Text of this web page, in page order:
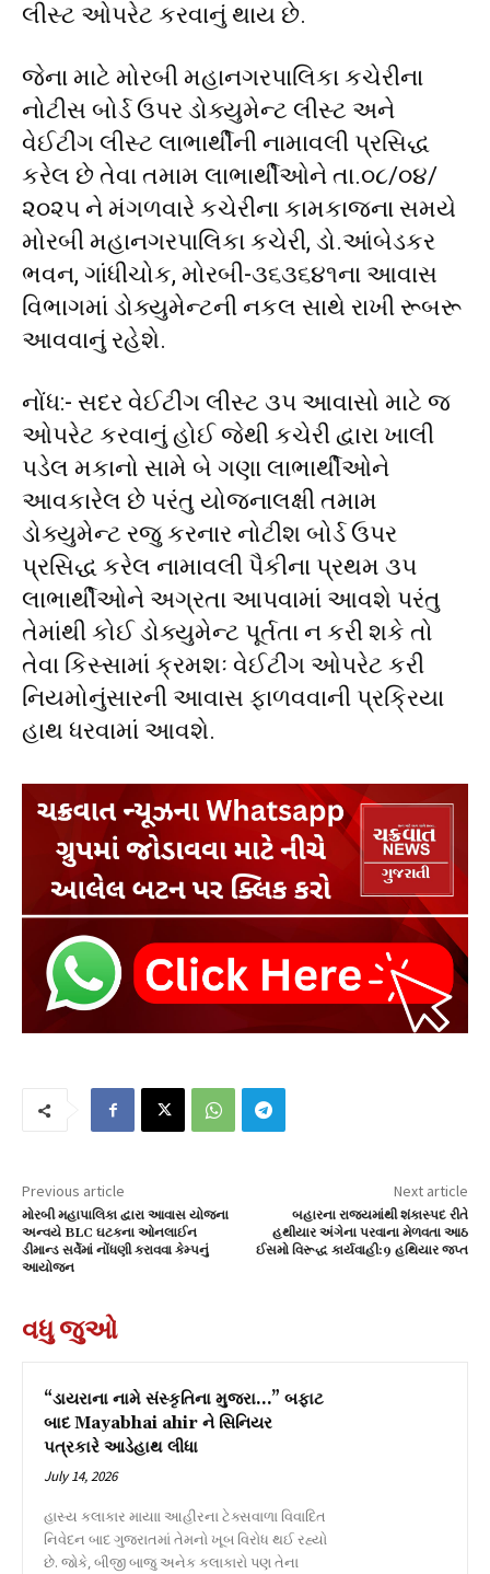
લીસ્ટ ઓપરેટ કરવાનું થાય છે.
જેના માટે મોરબી મહાનગરપાલિકા કચેરીના
નોટીસ બોર્ડ ઉપર ડોક્યુમેન્ટ લીસ્ટ અને
વેઈટીંગ લીસ્ટ લાભાર્થીની નામાવલી પ્રસિદ્ધ
કરેલ છે તેવા તમામ લાભાર્થીઓને તા.૦૮/૦૪/
૨૦૨૫ ને મંગળવારે કચેરીના કામકાજના સમયે
મોરબી મહાનગરપાલિકા કચેરી, ડો.આંબેડકર
ભવન, ગાંધીચોક, મોરબી-૩૬૩૬૪૧ના આવાસ
વિભાગમાં ડોક્યુમેન્ટની નકલ સાથે રાખી રૂબરૂ
આવવાનું રહેશે.
નોંધ:- સદર વેઈટીંગ લીસ્ટ ૩૫ આવાસો માટે જ
ઓપરેટ કરવાનું હોઈ જેથી કચેરી દ્વારા ખાલી
પડેલ મકાનો સામે બે ગણા લાભાર્થીઓને
આવકારેલ છે પરંતુ યોજનાલક્ષી તમામ
ડોક્યુમેન્ટ રજુ કરનાર નોટીશ બોર્ડ ઉપર
પ્રસિદ્ધ કરેલ નામાવલી પૈકીના પ્રથમ ૩૫
લાભાર્થીઓને અગ્રતા આપવામાં આવશે પરંતુ
તેમાંથી કોઈ ડોક્યુમેન્ટ પૂર્તતા ન કરી શકે તો
તેવા કિસ્સામાં ક્રમશઃ વેઈટીંગ ઓપરેટ કરી
નિયમોનુંસારની આવાસ ફાળવવાની પ્રક્રિયા
હાથ ધરવામાં આવશે.
Previous article
મોરબી મહાપાલિકા દ્વારા આવાસ યોજના
અન્વયે BLC ઘટકના ઓનલાઈન
ડીમાન્ડ સર્વેમાં નોંધણી કરાવવા કેમ્પનું
આયોજન
Next article
બહારના રાજ્યમાંથી શંકાસ્પદ રીતે
હથીયાર અંગેના પરવાના મેળવતા આઠ
ઈસમો વિરૂદ્ધ કાર્યવાહી:9 હથિયાર જપ્ત
વધુ જુઓ
“ડાયરાના નામે સંસ્કૃતિના મુજરા…” બફાટ
બાદ Mayabhai ahir ને સિનિયર
પત્રકારે આડેહાથ લીધા
July 14, 2026
હાસ્ય કલાકાર માયાા આહીરના ટેક્સવાળા વિવાદિત
નિવેદન બાદ ગુજરાતમાં તેમનો ખૂબ વિરોધ થઈ રહ્યો
છે. જોકે, બીજી બાજુ અનેક કલાકારો પણ તેના